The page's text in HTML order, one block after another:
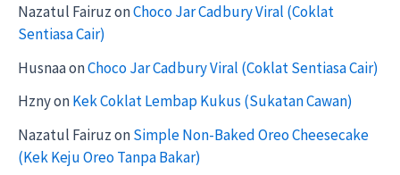
Nazatul FairuzonChoco Jar Cadbury Viral (Coklat
Sentiasa Cair)
HusnaaonChoco Jar Cadbury Viral (Coklat Sentiasa Cair)
HznyonKek Coklat Lembap Kukus (Sukatan Cawan)
Nazatul FairuzonSimple Non-Baked Oreo Cheesecake
(Kek Keju Oreo Tanpa Bakar)